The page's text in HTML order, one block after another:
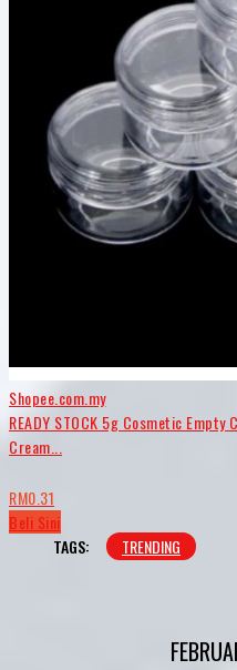
Shopee.com.my
READY STOCK 5g Cosmetic Empty
Cream...
RM0.31
Beli Sini
TAGS:
TRENDING